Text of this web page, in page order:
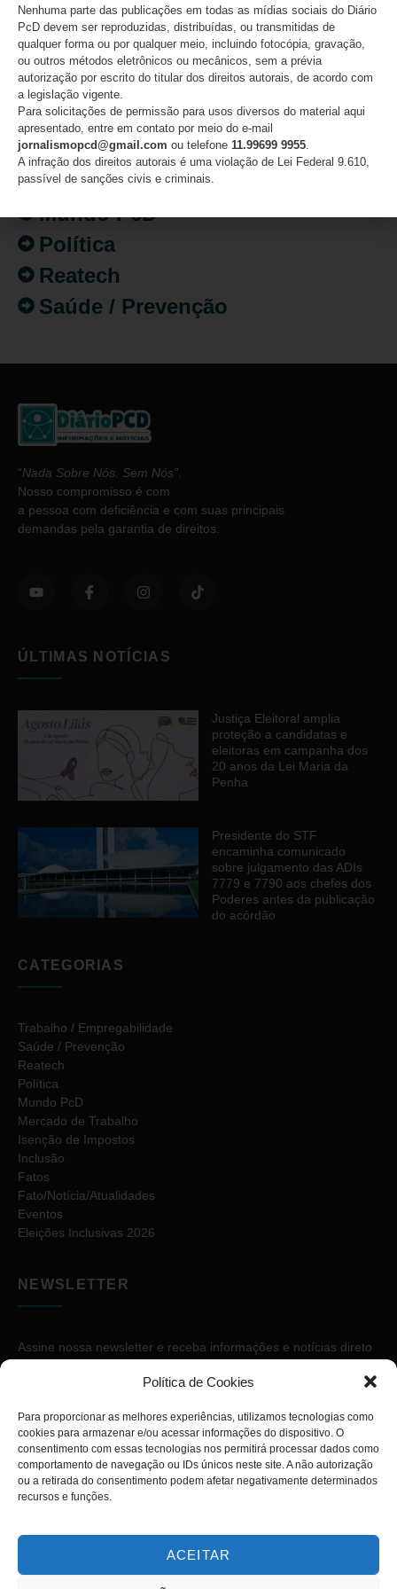
Política de Cookies
Para proporcionar as melhores experiências, utilizamos tecnologias como
cookies para armazenar e/ou acessar informações do dispositivo. O
consentimento com essas tecnologias nos permitirá processar dados como
comportamento de navegação ou IDs únicos neste site. A não autorização
ou a retirada do consentimento podem afetar negativamente determinados
recursos e funções.
ACEITAR
Atualidades
Destaques
Fatos
Inclusão
Isenção de Impostos
Mercado de Trabalho
Mundo PcD
Política
Reatech
Saúde / Prevenção
“Nada Sobre Nós. Sem Nós”
Nosso compromisso é com
a pessoa com deficiência e com suas principais
demandas pela garantia de direitos.
ÚLTIMAS NOTÍCIAS
Justiça Eleitoral amplia
proteção a candidatas e
eleitoras em campanha dos
20 anos da Lei Maria da
Penha
Presidente do STF
encaminha comunicado
sobre julgamento das ADIs
7779 e 7790 aos chefes dos
Poderes antes da publicação
do acórdão
CATEGORIAS
Trabalho / Empregabilidade
Saúde / Prevenção
Reatech
Política
Mundo PcD
Mercado de Trabalho
Isenção de Impostos
Inclusão
Fatos
Fato/Notícia/Atualidades
Eventos
Eleições Inclusivas 2026
NEWSLETTER
Assine nossa newsletter e receba informações e notícias direto
Nenhuma parte das publicações em todas as mídias sociais do Diário
PcD devem ser reproduzidas, distribuídas, ou transmitidas de
qualquer forma ou por qualquer meio, incluindo fotocópia, gravação,
ou outros métodos eletrônicos ou mecânicos, sem a prévia
autorização por escrito do titular dos direitos autorais, de acordo com
a legislação vigente.
Para solicitações de permissão para usos diversos do material aqui
apresentado, entre em contato por meio do e-mail
jornalismopcd@gmail.com ou telefone 11.99699 9955.
A infração dos direitos autorais é uma violação de Lei Federal 9.610,
passível de sanções civis e criminais.